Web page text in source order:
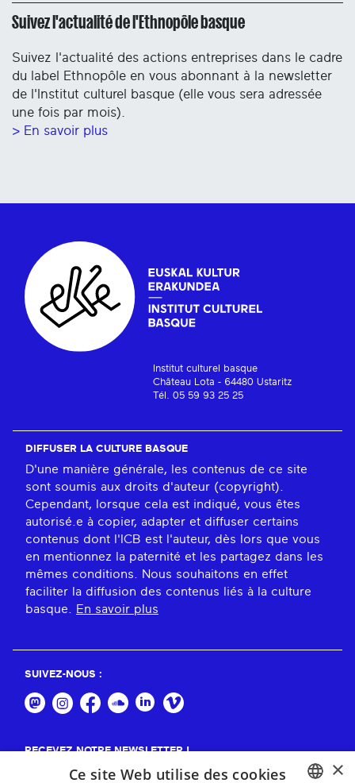
Suivez l'actualité de l'Ethnopôle basque
Suivez l'actualité des actions entreprises dans le cadre
du label Ethnopôle en vous abonnant à la newsletter
de l'Institut culturel basque (elle vous sera adressée
une fois par mois).
> En savoir plus
Institut culturel basque
Château Lota - 64480 Ustaritz
Tél. 05 59 93 25 25
DIFFUSER LA CULTURE BASQUE
D'une manière générale, les contenus de ce site
sont soumis aux droits d'auteur (copyright).
Cependant, lorsque cela est indiqué, vous êtes
autorisé.e à copier, adapter et diffuser certains
contenus dont l'ICB est l'auteur, dès lors que vous
en mentionnez la paternité et les partagez dans les
mêmes conditions. Nous souhaitons en effet
faciliter la diffusion des contenus liés à la culture
basque.
En savoir plus
SUIVEZ-NOUS :
RECEVEZ NOTRE NEWSLETTER !
×
Ce site Web utilise des cookies